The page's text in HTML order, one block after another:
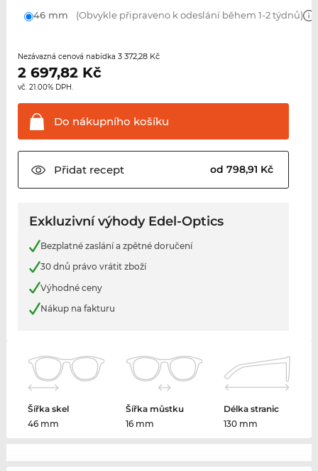
46 mm (Obvykle připraveno k odeslání během 1-2 týdnů)
Nezávazná cenová nabídka 3 372,28 Kč
2 697,82Kč
vč. 21.00% DPH.
Do nákupního košíku
Přidatrecept od 798,91 Kč
Exkluzivní výhody Edel-Optics
Bezplatné zaslání a zpětné doručení
30 dnů právo vrátit zboží
Výhodné ceny
Nákup na fakturu
Šířka skel
46 mm
Šířka můstku
16 mm
Délka stranic
130 mm